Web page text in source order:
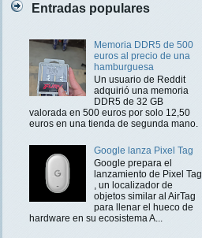
Entradas populares
Memoria DDR5 de 500
euros al precio de una
hamburguesa
Un usuario de Reddit
adquirió una memoria
DDR5 de 32 GB
valorada en 500 euros por solo 12,50
euros en una tienda de segunda mano.
Google lanza Pixel Tag
Google prepara el
lanzamiento de Pixel Tag
, un localizador de
objetos similar al AirTag
para llenar el hueco de
hardware en su ecosistema A...